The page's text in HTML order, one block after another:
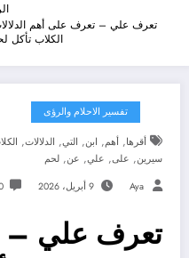
تعرف علي – تعرف على أهم
الكلاب تأكل
تفسير الاحلام والرؤى
أقرها, أهم, ابن, التي, الدلالات,
سيرين, على, علي, عن, لحم
Aya 9 أبريل، 2026 0
تعرف علي –